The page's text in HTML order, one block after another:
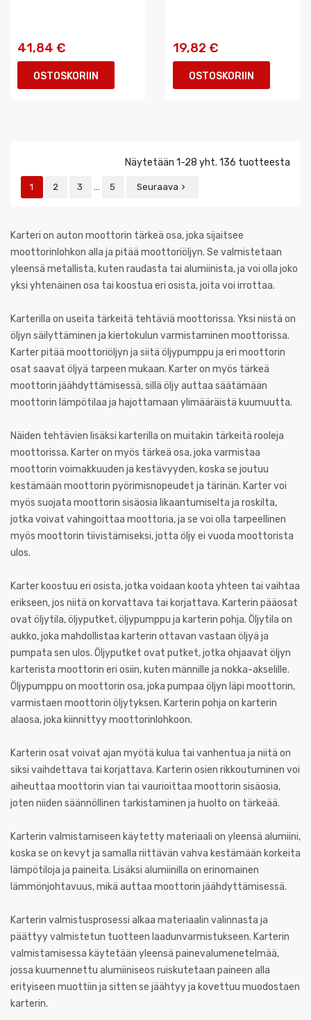
41,84 €
OSTOSKORIIN
19,82 €
OSTOSKORIIN
Näytetään 1-28 yht. 136 tuotteesta
1 2 3 … 5 Seuraava 
Karteri on auton moottorin tärkeä osa, joka sijaitsee
moottorinlohkon alla ja pitää moottoriöljyn. Se valmistetaan
yleensä metallista, kuten raudasta tai alumiinista, ja voi olla joko
yksi yhtenäinen osa tai koostua eri osista, joita voi irrottaa.
Karterilla on useita tärkeitä tehtäviä moottorissa. Yksi niistä on
öljyn säilyttäminen ja kiertokulun varmistaminen moottorissa.
Karter pitää moottoriöljyn ja siitä öljypumppu ja eri moottorin
osat saavat öljyä tarpeen mukaan. Karter on myös tärkeä
moottorin jäähdyttämisessä, sillä öljy auttaa säätämään
moottorin lämpötilaa ja hajottamaan ylimääräistä kuumuutta.
Näiden tehtävien lisäksi karterilla on muitakin tärkeitä rooleja
moottorissa. Karter on myös tärkeä osa, joka varmistaa
moottorin voimakkuuden ja kestävyyden, koska se joutuu
kestämään moottorin pyörimisnopeudet ja tärinän. Karter voi
myös suojata moottorin sisäosia likaantumiselta ja roskilta,
jotka voivat vahingoittaa moottoria, ja se voi olla tarpeellinen
myös moottorin tiivistämiseksi, jotta öljy ei vuoda moottorista
ulos.
Karter koostuu eri osista, jotka voidaan koota yhteen tai vaihtaa
erikseen, jos niitä on korvattava tai korjattava. Karterin pääosat
ovat öljytila, öljyputket, öljypumppu ja karterin pohja. Öljytila on
aukko, joka mahdollistaa karterin ottavan vastaan öljyä ja
pumpata sen ulos. Öljyputket ovat putket, jotka ohjaavat öljyn
karterista moottorin eri osiin, kuten männille ja nokka-akselille.
Öljypumppu on moottorin osa, joka pumpaa öljyn läpi moottorin,
varmistaen moottorin öljytyksen. Karterin pohja on karterin
alaosa, joka kiinnittyy moottorinlohkoon.
Karterin osat voivat ajan myötä kulua tai vanhentua ja niitä on
siksi vaihdettava tai korjattava. Karterin osien rikkoutuminen voi
aiheuttaa moottorin vian tai vaurioittaa moottorin sisäosia,
joten niiden säännöllinen tarkistaminen ja huolto on tärkeää.
Karterin valmistamiseen käytetty materiaali on yleensä alumiini,
koska se on kevyt ja samalla riittävän vahva kestämään korkeita
lämpötiloja ja paineita. Lisäksi alumiinilla on erinomainen
lämmönjohtavuus, mikä auttaa moottorin jäähdyttämisessä.
Karterin valmistusprosessi alkaa materiaalin valinnasta ja
päättyy valmistetun tuotteen laadunvarmistukseen. Karterin
valmistamisessa käytetään yleensä painevalumenetelmää,
jossa kuumennettu alumiiniseos ruiskutetaan paineen alla
erityiseen muottiin ja sitten se jäähtyy ja kovettuu muodostaen
karterin.